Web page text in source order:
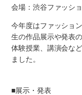
会場：渋谷ファッシ
今年度はファッショ
生の作品展示や発表
体験授業、講演会な
ました。
■展示・発表